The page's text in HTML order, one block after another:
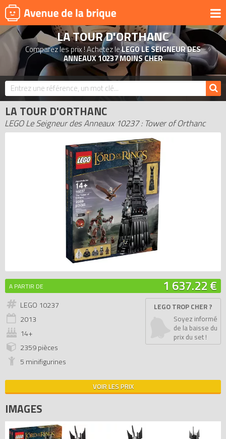
UNIVERS
PRODUITS DÉRIVÉS
NOUVEAUTÉS
LEGO 2026
BONS PLANS
ACTUALITÉS
ASSOCIATIONS DE FANS
EXPOSITIONS LEGO
LEGO LES PLUS CHERS
DERNIERS LEGO AJOUTÉS
LA TOUR D'ORTHANC
Comparez les prix ! Achetez leLEGO LE SEIGNEUR DES
ANNEAUX 10237 MOINS CHER
LA TOUR D'ORTHANC
LEGO Le Seigneur des Anneaux 10237 : Tower of Orthanc
A PARTIR DE 1 637.22 €
LEGO 10237
2013
14+
2359 pièces
5 minifigurines
LEGO TROP CHER ?
Soyez informé
de la baisse du
prix du set !
VOIR LES PRIX
IMAGES